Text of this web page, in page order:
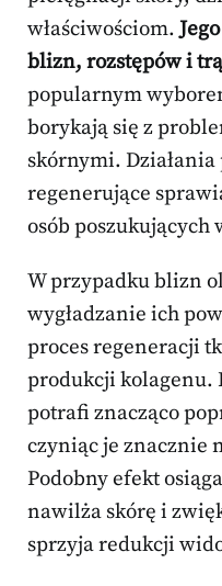
właściwościom.
blizn, rozstępów i
popularnym
borykają się z
skórnymi.
regenerujące
osób
W przypadku blizn
wygładzanie ich
proces regeneracji
produkcji kolagenu.
potrafi znacząco
czyniąc je znacznie
Podobny efekt
nawilża skórę i
sprzyja redukcji